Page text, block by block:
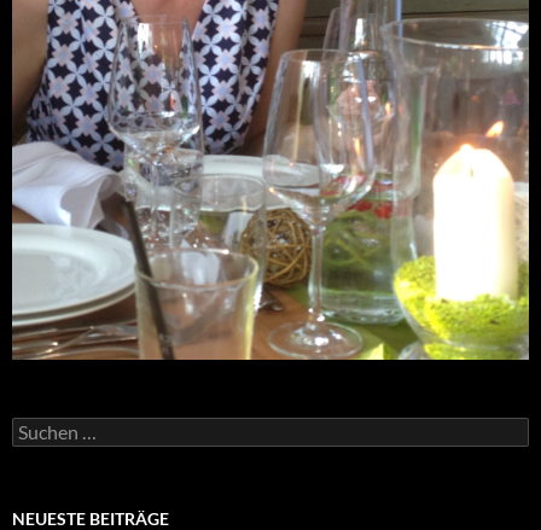
Suchen
nach:
NEUESTE BEITRÄGE